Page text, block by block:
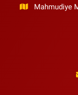
Mahmudiye